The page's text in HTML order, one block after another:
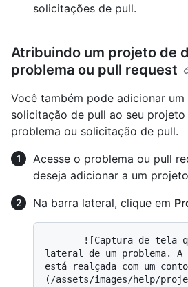
solicitações de pull.
Atribuindo um projeto de
problema ou pull request
Você também pode adicionar
solicitação de pull ao seu
problema ou solicitação de pull.
Acesse o problema ou pull
deseja adicionar a um
Na barra lateral, clique em
lateral de um problema. A
está realçada com um
(/assets/images/help/